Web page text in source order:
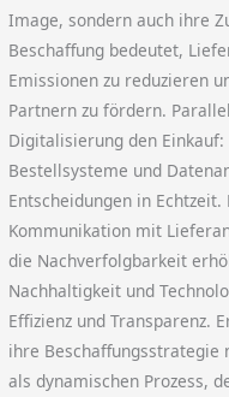
Image, sondern auch ihre
Beschaffung bedeutet,
Emissionen zu reduzieren
Partnern zu fördern.
Digitalisierung den
Bestellsysteme und
Entscheidungen in
Kommunikation mit
die Nachverfolgbarkeit
Nachhaltigkeit und
Effizienz und Transparenz.
ihre Beschaffungsstrategie
als dynamischen Prozess,